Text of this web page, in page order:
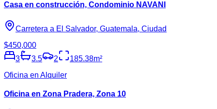
Casa en construcción, Condominio NAVANI
Carretera a El Salvador, Guatemala, Ciudad
$450,000
3
3.5 2 185.38m²
Oficina en Alquiler
Oficina en Zona Pradera, Zona 10